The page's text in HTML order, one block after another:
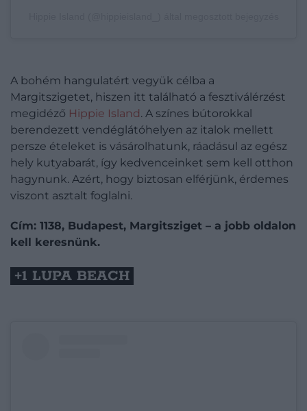
A bohém hangulatért vegyük célba a
Margitszigetet, hiszen itt található a fesztiválérzést
megidéző Hippie Island. A színes bútorokkal
berendezett vendéglátóhelyen az italok mellett
persze ételeket is vásárolhatunk, ráadásul az egész
hely kutyabarát, így kedvenceinket sem kell otthon
hagynunk. Azért, hogy biztosan elférjünk, érdemes
viszont asztalt foglalni.
Cím: 1138, Budapest, Margitsziget – a jobb oldalon
kell keresnünk.
+1 LUPA BEACH